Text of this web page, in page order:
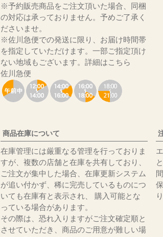
※予約販売商品をご注文頂いた場合、同梱
の対応は承っておりません。予めご了承く
ださいませ。
※佐川急便での発送に限り、お届け時間帯
を指定していただけます。一部ご指定頂け
ない地域もございます。 詳細はこちら
佐川急便
商品在庫について
在庫管理には厳重なる管理を行っておりま
すが、複数の店舗と在庫を共有しており、
ご注文が集中した場合、在庫更新システム
が追い付かず、稀に完売しているものにつ
いても在庫有と表示され、 購入可能とな
っている場合があります。
その際は、恐れ入りますがご注文確定順と
させていただき、商品のご用意が難しい場